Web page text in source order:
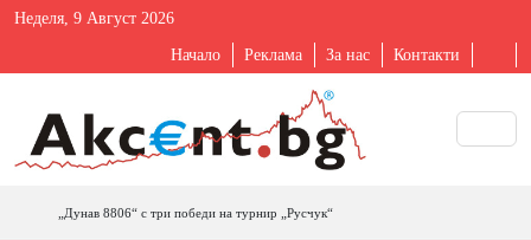
Неделя, 9 Август 2026
Начало Реклама За нас Контакти
„Дунав 8806“ с три победи на турнир „Русчук“